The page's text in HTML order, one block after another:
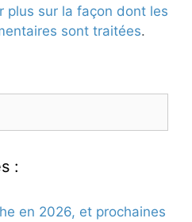
plus sur la façon dont les
sont traitées.
:
en 2026, et prochaines